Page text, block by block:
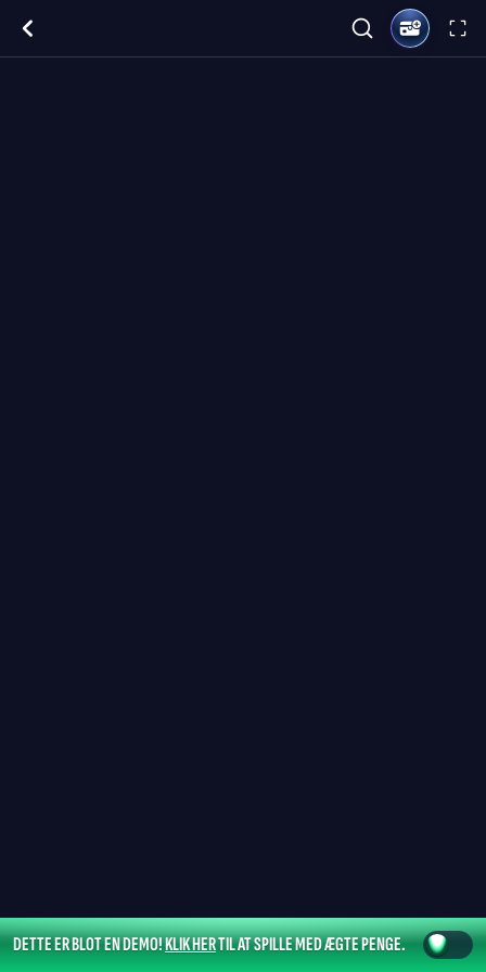
DETTE ER BLOT EN DEMO!KLIK HERTIL AT SPILLE MED ÆGTE PENGE.